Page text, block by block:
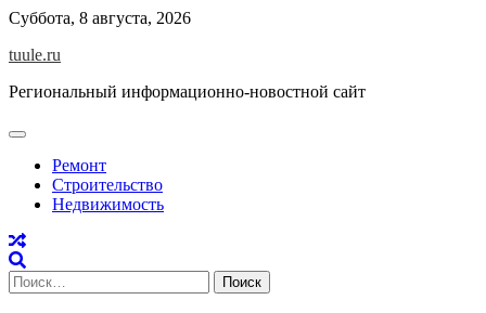
Skip
content
Суббота, 8 августа, 2026
tuule.ru
Региональный информационно-новостной сайт
Ремонт
Строительство
Недвижимость
Найти: